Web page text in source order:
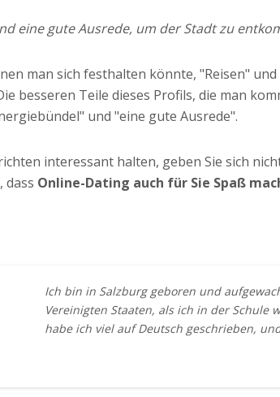
eine gute Ausrede, um der Stadt zu
man sich festhalten könnte, "Reisen"
besseren Teile dieses Profils, die man
und "eine gute Ausrede".
interessant halten, geben Sie sich
dass Online-Dating auch für Sie Spaß
Ich bin in Salzburg geboren und
Vereinigten Staaten, als ich in der Schule
habe ich viel auf Deutsch geschrieben,